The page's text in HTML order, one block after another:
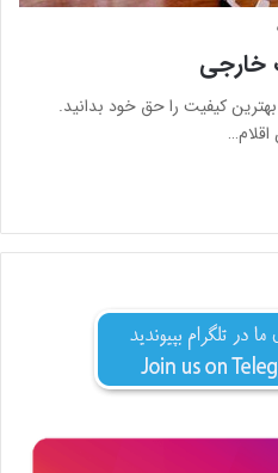
خارجی
کیفیت را حق خود بدانید.